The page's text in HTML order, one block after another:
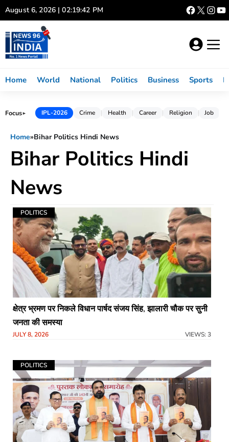
Skip
to
content
August 6, 2026 | 02:19:42 PM
Home World National Politics Business Sports
Focus► IPL-2026 Crime Health Career Religion Job
Home»Bihar Politics Hindi News
Bihar Politics Hindi
News
POLITICS
क्षेत्र भ्रमण पर निकले विधान पार्षद संजय सिंह, झालारी चौक पर सुनी
जनता की समस्या
JULY 8, 2026 VIEWS: 3
POLITICS